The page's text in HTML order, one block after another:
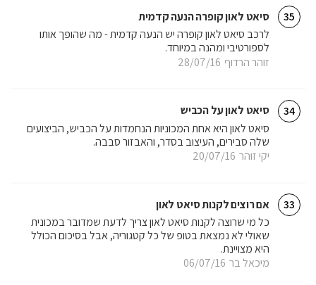
35 סיאט לאון קופרה הנעה קדמית
זוהר הרדוף 28/07/16
לרכב סיאט לאון קופרה יש הנעה קדמית - מה שהופך אותו
לספורטיבי ומהנה במיוחד.
34 סיאט לאון על הכביש
יקי זוהר 20/07/16
סיאט לאון היא אחת המכוניות הנחמדות על הכביש, הביצועים
שלה סבירים, העיצוב בסדר, והאבזור סבבה.
33 אם רוצים לקנות סיאט לאון
מיכאל בר 06/07/16
כל מי שרוצה לקנות סיאט לאון צריך לדעת שמדובר במכונית
שאולי לא נמצאת בטופ של כל קטגוריה, אבל בסיכום הכולל
היא מצויינת.